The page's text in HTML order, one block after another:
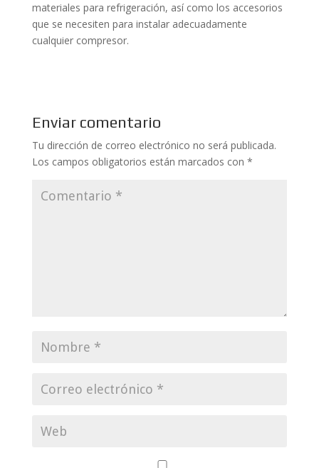
materiales para refrigeración, así como los accesorios
que se necesiten para instalar adecuadamente
cualquier compresor.
Enviar comentario
Tu dirección de correo electrónico no será publicada.
Los campos obligatorios están marcados con *